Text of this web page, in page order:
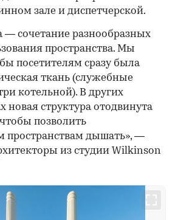
зале и диспетчерской.
— сочетание разнообразных
пространства. Мы
посетителям сразу была
ткань (служебные
котельной). В других
новая структура отодвинута
позволить
пространствам дышать», —
из студии Wilkinson